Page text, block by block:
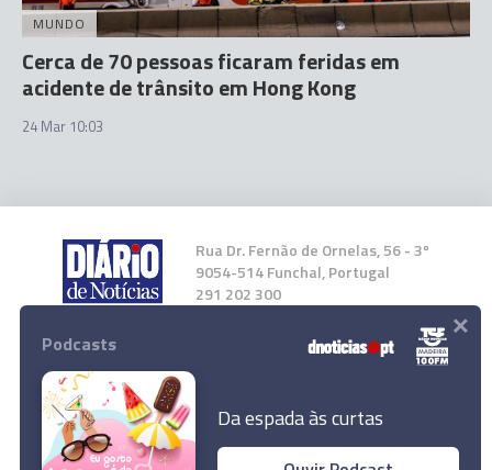
MUNDO
Cerca de 70 pessoas ficaram feridas em
acidente de trânsito em Hong Kong
24 Mar 10:03
Rua Dr. Fernão de Ornelas, 56 - 3º
9054-514 Funchal, Portugal
291 202 300
Instale a nossa App
Podcasts
Da espada às curtas
×